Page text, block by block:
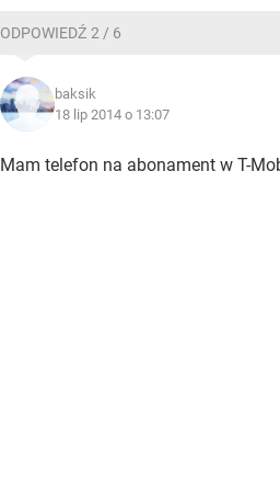
ODPOWIEDŹ 2 / 6
baksik
18 lip 2014 o 13:07
Mam telefon na abonament w T-